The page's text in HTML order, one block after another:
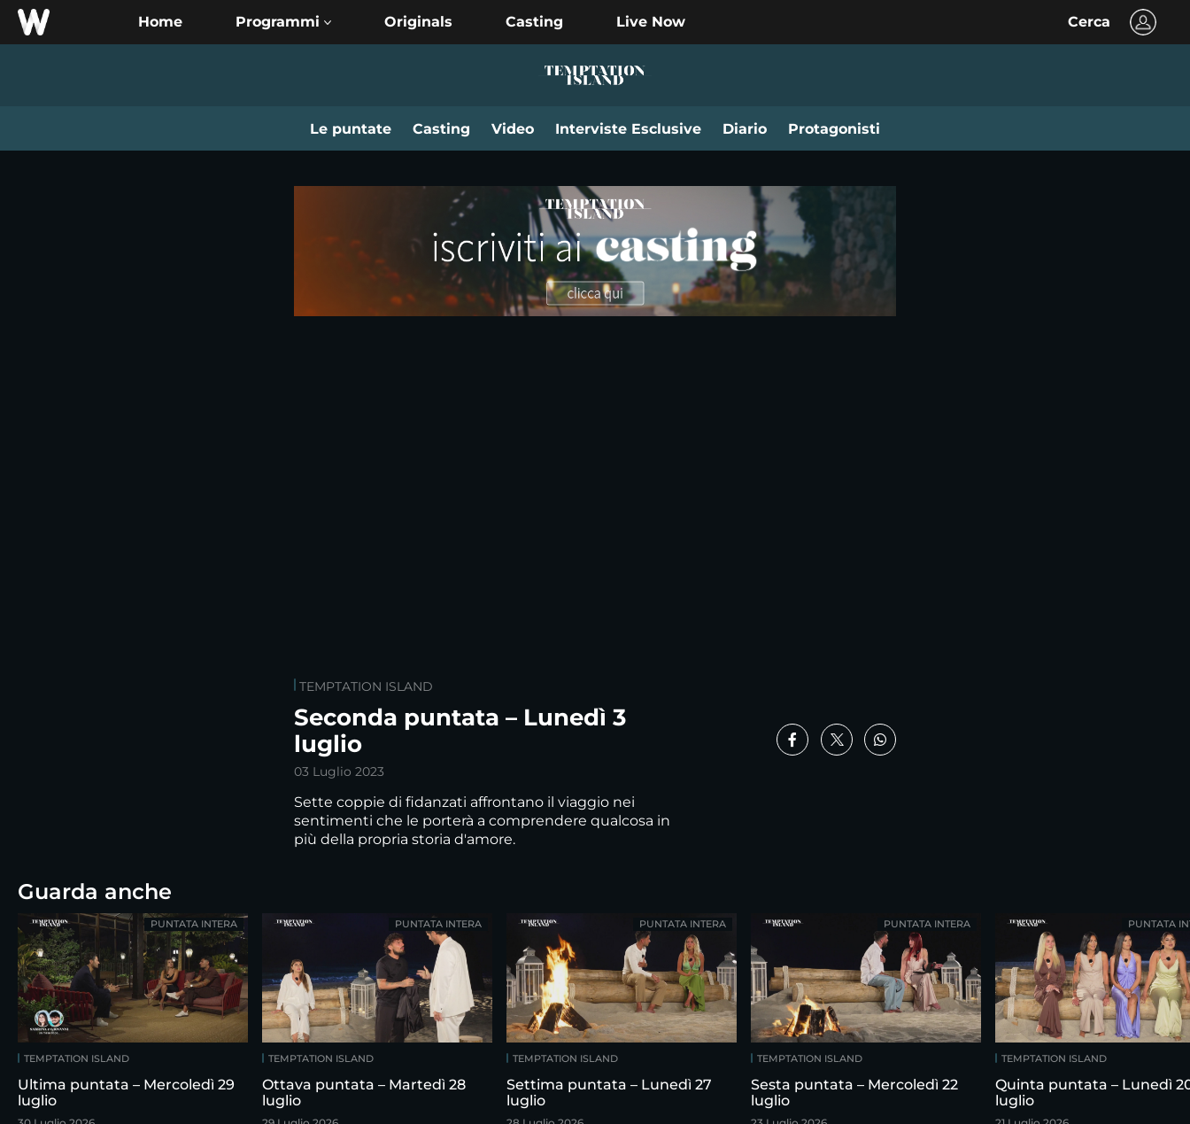
Home Originals Casting Live Now Cerca
Le puntate Casting Video Interviste Esclusive Diario Protagonisti
TEMPTATION ISLAND
Seconda puntata – Lunedì 3
luglio
03 Luglio 2023
Sette coppie di fidanzati affrontano il viaggio nei
sentimenti che le porterà a comprendere qualcosa in
più della propria storia d'amore.
Guarda anche
TEMPTATION ISLAND
Ultima puntata – Mercoledì 29
luglio
PUNTATA INTERA
TEMPTATION ISLAND
Ottava puntata – Martedì 28
luglio
PUNTATA INTERA
TEMPTATION ISLAND
Settima puntata – Lunedì 27
luglio
PUNTATA INTERA
TEMPTATION ISLAND
Sesta puntata – Mercoledì 22
luglio
PUNTATA INTERA
TEMPTATION ISLAND
Quinta puntata – Lunedì
luglio
PUNTATA